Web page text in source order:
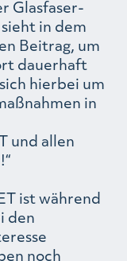
Glasfaser-
in dem
Beitrag, um
dauerhaft
hierbei um
in
und allen
ist während
den
noch